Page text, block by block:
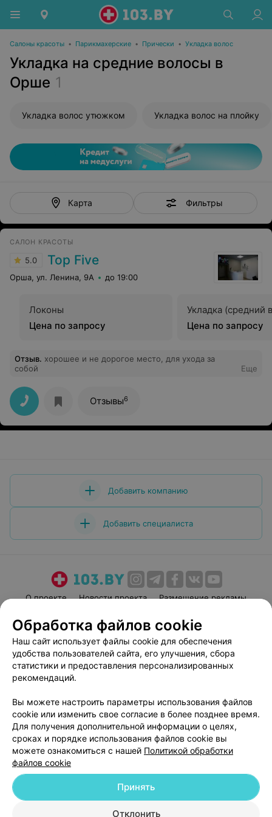
Салоны красоты • Парикмахерские • Прически • Укладка волос
Укладка на средние волосы в
Орше 1
Укладка волос утюжком Укладка волос на плойку
Карта Фильтры
САЛОН КРАСОТЫ
5.0 Top Five
Орша, ул. Ленина, 9А до 19:00
Локоны
Цена по запросу
Укладка (средний
Цена по запросу
Отзыв. хорошее и не дорогое место, для ухода за
собой
Еще
Отзывы6
Добавить компанию
Добавить специалиста
О проекте Новости проекта
Размещение рекламы
Пользовательское соглашение
Способы оплаты
Вакансии
Партнеры
Написать руководителю 103.by
Персональные настройки cookie
Обработка персональных данных
© 2026 ООО «Артокс Лаб», УНП 191700409| 220012, Республика Беларусь,
г. Минск, улица Толбухина, 2, пом. 16 | help@103.by
Обработка файлов cookie
Наш сайт использует файлы cookie для обеспечения
удобства пользователей сайта, его улучшения, сбора
статистики и предоставления персонализированных
рекомендаций.
Вы можете настроить параметры использования файлов
cookie или изменить свое согласие в более позднее время.
Для получения дополнительной информации о целях,
сроках и порядке использования файлов cookie вы
можете ознакомиться с нашей Политикой обработки
файлов cookie
Отклонить
Принять